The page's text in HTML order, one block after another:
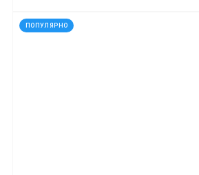
ПОПУЛЯРНО
код: 14030